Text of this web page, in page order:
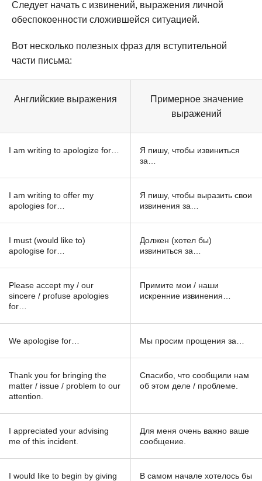
Следует начать с извинений, выражения личной
обеспокоенности сложившейся ситуацией.
Вот несколько полезных фраз для вступительной
части письма:
Английские выражения
Примерное значение
выражений
I am writing to apologize for…
Я пишу, чтобы извиниться
за…
I am writing to offer my
apologies for…
Я пишу, чтобы выразить свои
извинения за…
I must (would like to)
apologise for…
Должен (хотел бы)
извиниться за…
Please accept my / our
sincere / profuse apologies
for…
Примите мои / наши
искренние извинения…
We apologise for… Мы просим прощения за…
Thank you for bringing the
matter / issue / problem to our
attention.
Спасибо, что сообщили нам
об этом деле / проблеме.
I appreciated your advising
me of this incident.
Для меня очень важно ваше
сообщение.
I would like to begin by giving
В самом начале хотелось бы